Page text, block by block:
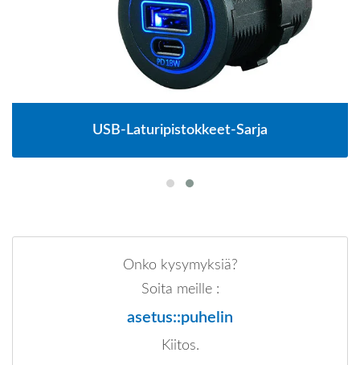
USB-Laturipistokkeet-Sarja
Onko kysymyksiä?
Soita meille :
asetus::puhelin
Kiitos.